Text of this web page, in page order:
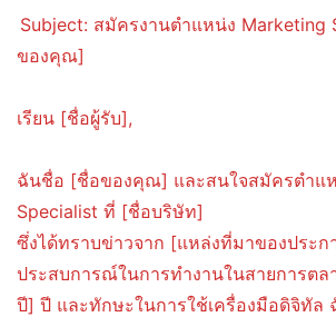
Subject: สมัครงานตำแหน่ง Marketing
ของคุณ]
เรียน [ชื่อผู้รับ],
ฉันชื่อ [ชื่อของคุณ] และสนใจสมัครตำแ
Specialist ที่ [ชื่อบริษัท]
ซึ่งได้ทราบข่าวจาก [แหล่งที่มาของประก
ประสบการณ์ในการทำงานในสายการต
ปี] ปี และทักษะในการใช้เครื่องมือดิจิทัล